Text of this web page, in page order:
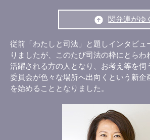
関弁連がゆ
従前「わたしと司法」と題しインタビュ
りましたが、このたび司法の枠にとらわ
活躍される方の人となり、お考え等を伺
委員会が色々な場所へ出向くという新企
を始めることとなりました。